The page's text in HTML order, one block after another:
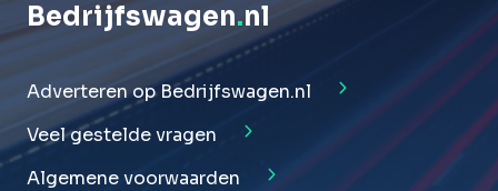
Bedrijfswagen.nl
Adverteren op Bedrijfswagen.nl
Veel gestelde vragen
Algemene voorwaarden